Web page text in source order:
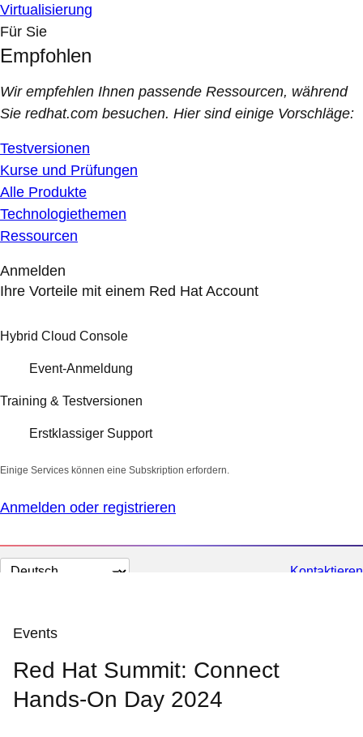
Virtualisierung
Für Sie
Empfohlen
Wir empfehlen Ihnen passende Ressourcen, während
Sie redhat.com besuchen. Hier sind einige Vorschläge:
Testversionen
Kurse und Prüfungen
Alle Produkte
Technologiethemen
Ressourcen
Anmelden
Ihre Vorteile mit einem Red Hat Account
Hybrid Cloud Console
Event-Anmeldung
Training & Testversionen
Erstklassiger Support
Einige Services können eine Subskription erfordern.
Anmelden oder registrieren
Sprache
Kontaktieren
Events
Red Hat Summit: Connect
Hands-On Day 2024